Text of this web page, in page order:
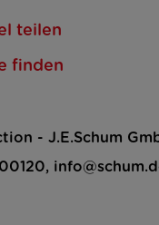
teilen
finden
- J.E.Schum